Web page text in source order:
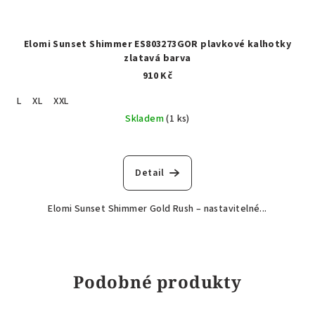
Elomi Sunset Shimmer ES803273GOR plavkové kalhotky
zlatavá barva
910 Kč
L
XL
XXL
Skladem(1 ks)
Detail
Elomi Sunset Shimmer Gold Rush – nastavitelné...
Podobné produkty